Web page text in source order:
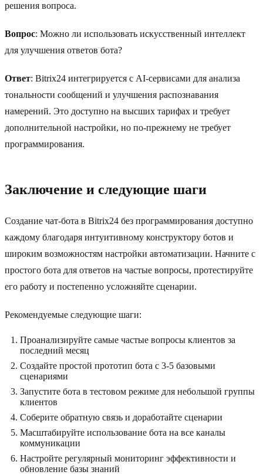
решения вопроса.
Вопрос: Можно ли использовать искусственный интеллект
для улучшения ответов бота?
Ответ: Bitrix24 интегрируется с AI-сервисами для анализа
тональности сообщений и улучшения распознавания
намерений. Это доступно на высших тарифах и требует
дополнительной настройки, но по-прежнему не требует
программирования.
Заключение и следующие шаги
Создание чат-бота в Bitrix24 без программирования доступно
каждому благодаря интуитивному конструктору ботов и
широким возможностям настройки автоматизации. Начните с
простого бота для ответов на частые вопросы, протестируйте
его работу и постепенно усложняйте сценарии.
Рекомендуемые следующие шаги:
Проанализируйте самые частые вопросы клиентов за
последний месяц
Создайте простой прототип бота с 3-5 базовыми
сценариями
Запустите бота в тестовом режиме для небольшой группы
клиентов
Соберите обратную связь и доработайте сценарии
Масштабируйте использование бота на все каналы
коммуникации
Настройте регулярный мониторинг эффективности и
обновление базы знаний